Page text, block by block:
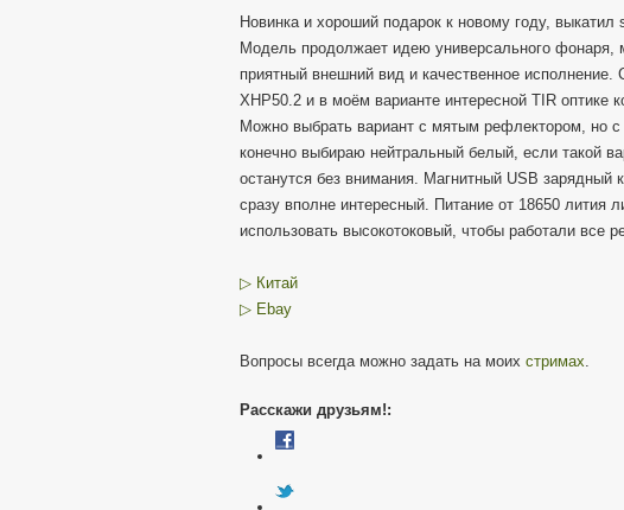
Новинка и хороший подарок к новому году,
Модель продолжает идею универсального
приятный внешний вид и качественное
XHP50.2 и в моём варианте интересной TIR оптике
Можно выбрать вариант с мятым рефлектором, но с
конечно выбираю нейтральный белый, если такой
останутся без внимания. Магнитный USB зарядный
сразу вполне интересный. Питание от 18650 лития
использовать высокотоковый, чтобы работали все
▷ Китай
▷ Ebay
Вопросы всегда можно задать на моих стримах.
Расскажи друзьям!: